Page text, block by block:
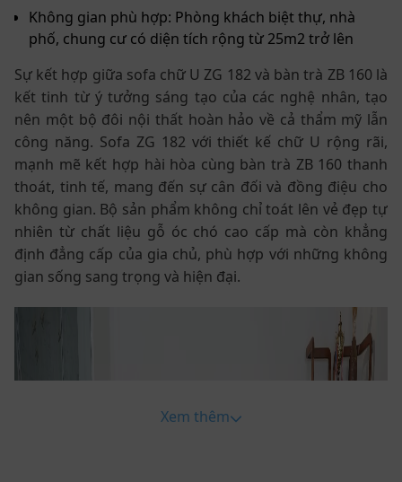
Không gian phù hợp: Phòng khách biệt thự, nhà
phố, chung cư có diện tích rộng từ 25m2 trở lên
Sự kết hợp giữa sofa chữ U ZG 182 và bàn trà ZB 160 là
kết tinh từ ý tưởng sáng tạo của các nghệ nhân, tạo
nên một bộ đôi nội thất hoàn hảo về cả thẩm mỹ lẫn
công năng. Sofa ZG 182 với thiết kế chữ U rộng rãi,
mạnh mẽ kết hợp hài hòa cùng bàn trà ZB 160 thanh
thoát, tinh tế, mang đến sự cân đối và đồng điệu cho
không gian. Bộ sản phẩm không chỉ toát lên vẻ đẹp tự
nhiên từ chất liệu gỗ óc chó cao cấp mà còn khẳng
định đẳng cấp của gia chủ, phù hợp với những không
gian sống sang trọng và hiện đại.
Xem thêm